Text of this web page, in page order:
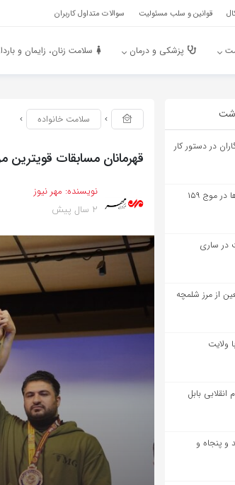
قوانین و سلب مسئولیت سوالات متداول کاربران
پزشکی و درمان سلامت زنان، زایمان و
در دستور کار
موج ۱۵۹
در ساری
از مرز شلمچه
ولایت
بابل
پنجاه و
سلامت خانواده
قهرمانان مسابقات
نویسنده: مهر نیوز
2 سال پیش